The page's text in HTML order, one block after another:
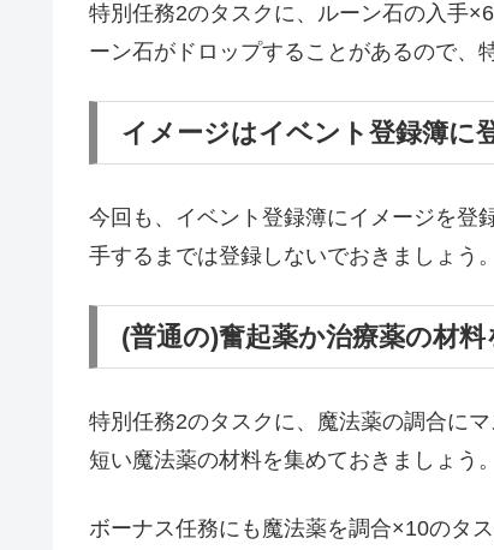
特別任務2のタスクに、ルーン石の入手
ーン石がドロップすることがあるので、
イメージはイベント登録簿に
今回も、イベント登録簿にイメージを登
手するまでは登録しないでおきましょう。
(普通の)奮起薬か治療薬の材料
特別任務2のタスクに、魔法薬の調合に
短い魔法薬の材料を集めておきましょう。
ボーナス任務にも魔法薬を調合×10のタ